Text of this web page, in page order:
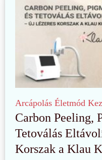
Arcápolás Életmód
Carbon Peeling,
Tetoválás
Korszak a Klau